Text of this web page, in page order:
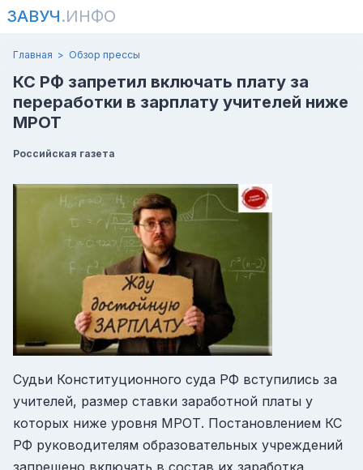
ЗАВУЧ.ИНФО
Главная Обзор прессы
КС РФ запретил включать плату за
переработки в зарплату учителей ниже
МРОТ
Российская газета
Судьи Конституционного суда РФ вступились за
учителей, размер ставки заработной платы у
которых ниже уровня МРОТ. Постановлением КС
РФ руководителям образовательных учреждений